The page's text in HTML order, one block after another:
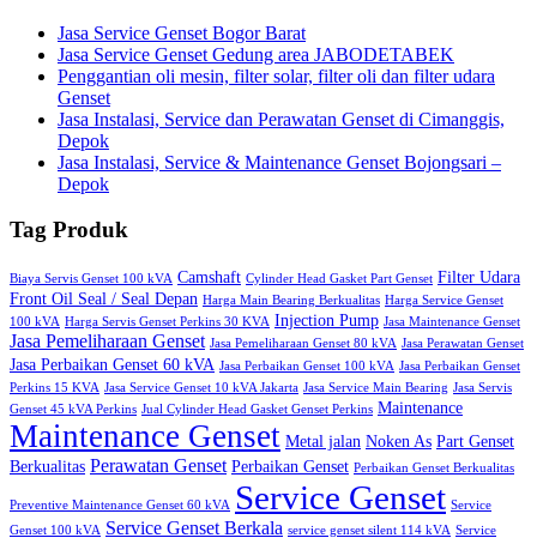
Jasa Service Genset Bogor Barat
Jasa Service Genset Gedung area JABODETABEK
Penggantian oli mesin, filter solar, filter oli dan filter udara
Genset
Jasa Instalasi, Service dan Perawatan Genset di Cimanggis,
Depok
Jasa Instalasi, Service & Maintenance Genset Bojongsari –
Depok
Tag Produk
Biaya Servis Genset 100 kVA Camshaft Cylinder Head Gasket Part Genset Filter Udara
Front Oil Seal / Seal Depan Harga Main Bearing Berkualitas Harga Service Genset
100 kVA Harga Servis Genset Perkins 30 KVA Injection Pump Jasa Maintenance Genset
Jasa Pemeliharaan Genset Jasa Pemeliharaan Genset 80 kVA Jasa Perawatan Genset
Jasa Perbaikan Genset 60 kVA Jasa Perbaikan Genset 100 kVA Jasa Perbaikan Genset
Perkins 15 KVA Jasa Service Genset 10 kVA Jakarta Jasa Service Main Bearing Jasa Servis
Genset 45 kVA Perkins Jual Cylinder Head Gasket Genset Perkins Maintenance
Maintenance Genset Metal jalan Noken As Part Genset
Berkualitas Perawatan Genset Perbaikan Genset Perbaikan Genset Berkualitas
Preventive Maintenance Genset 60 kVA Service Genset Service
Genset 100 kVA Service Genset Berkala service genset silent 114 kVA Service